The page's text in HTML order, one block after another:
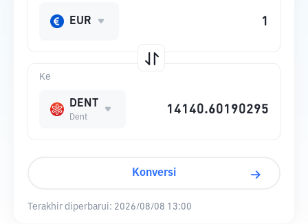
Ke
DENT
Dent
EUR
Konversi
Terakhir diperbarui: 2026/08/08 13:00